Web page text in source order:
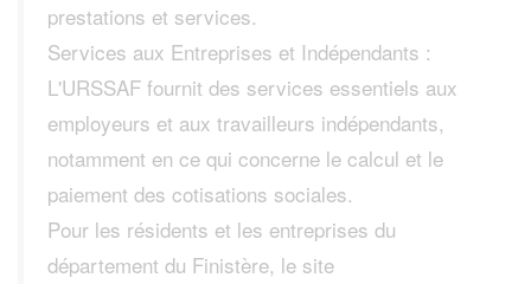
prestations et services.
Services aux Entreprises et Indépendants :
L'URSSAF fournit des services essentiels aux
employeurs et aux travailleurs indépendants,
notamment en ce qui concerne le calcul et le
paiement des cotisations sociales.
Pour les résidents et les entreprises du
département du Finistère, le site